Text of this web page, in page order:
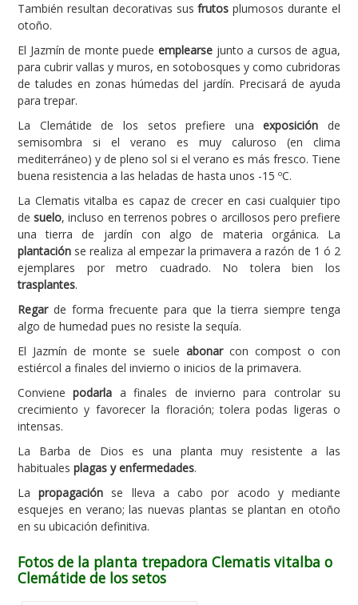
También resultan decorativas susfrutos plumosos durante el
otoño.
El Jazmín de monte puede emplearse junto a cursos de agua,
para cubrir vallas y muros, en sotobosques y como cubridoras
de taludes en zonas húmedas del jardín. Precisará de ayuda
para trepar.
La Clemátide de los setos prefiere unaexposición de
semisombra si el verano es muy caluroso (en clima
mediterráneo) y de pleno sol si el verano es más fresco. Tiene
buena resistencia a las heladas de hasta unos -15 ºC.
La Clematis vitalba es capaz de crecer en casi cualquier tipo
desuelo, incluso en terrenos pobres o arcillosos pero prefiere
una tierra de jardín con algo de materia orgánica. La
plantación se realiza al empezar la primavera a razón de 1 ó 2
ejemplares por metro cuadrado. No tolera bien los
trasplantes.
Regarde forma frecuente para que la tierra siempre tenga
algo de humedad pues no resiste la sequía.
El Jazmín de monte se suele abonarcon compost o con
estiércol a finales del invierno o inicios de la primavera.
Convienepodarla a finales de invierno para controlar su
crecimiento y favorecer la floración; tolera podas ligeras o
intensas.
La Barba de Dios es una planta muy resistente a las
habituales plagas y enfermedades.
Lapropagación se lleva a cabo por acodo y mediante
esquejes en verano; las nuevas plantas se plantan en otoño
en su ubicación definitiva.
Fotos de la planta trepadora Clematis vitalba o
Clemátide de los setos